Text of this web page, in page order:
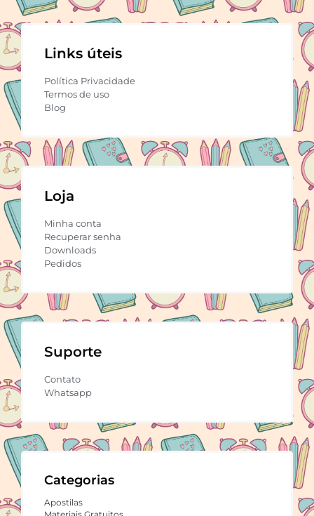
Links úteis
Política Privacidade
Termos de uso
Blog
Loja
Minha conta
Recuperar senha
Downloads
Pedidos
Suporte
Contato
Whatsapp
Categorias
Apostilas